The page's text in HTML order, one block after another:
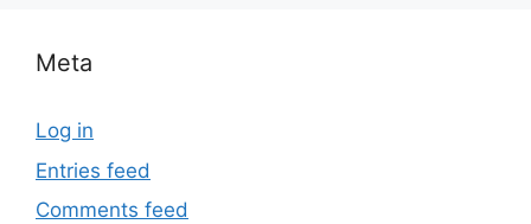
Meta
Log in
Entries feed
Comments feed